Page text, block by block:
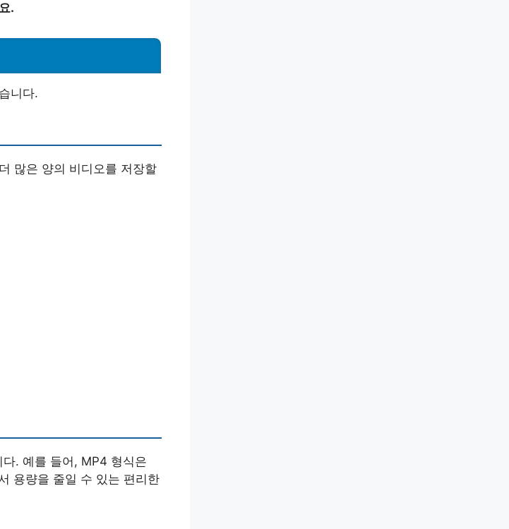
.
니다.
많은 양의 비디오를 저장할
. 예를 들어, MP4 형식은
용량을 줄일 수 있는 편리한